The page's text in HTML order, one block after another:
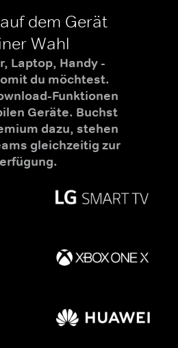
dem Gerät
Wahl
Laptop, Handy -
du möchtest.
Funktionen
Geräte. Buchst
dazu, stehen
gleichzeitig zur